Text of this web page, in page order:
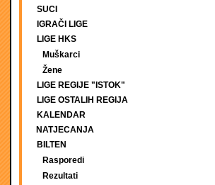
SUCI
IGRAČI LIGE
LIGE HKS
Muškarci
Žene
LIGE REGIJE "ISTOK"
LIGE OSTALIH REGIJA
KALENDAR
NATJECANJA
BILTEN
Rasporedi
Rezultati